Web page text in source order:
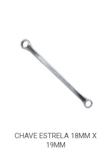
CHAVE ESTRELA 18MM X
19MM